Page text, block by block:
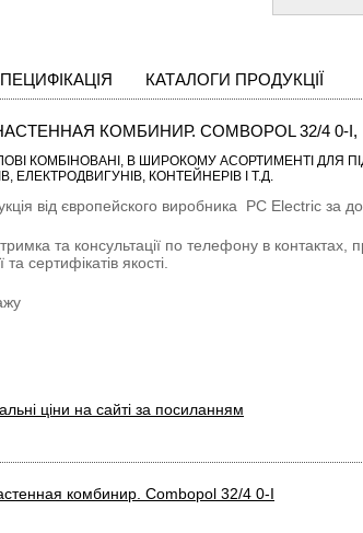
КАТАЛОГИ ПРОДУКЦІЇ
КОМБИНИР. COMBOPOL 32/4 0-I,
КОМБІНОВАНІ , В ШИРОКОМУ АСОРТИМЕНТІ ДЛЯ
ЕЛЕКТРОДВИГУНІВ, КОНТЕЙНЕРІВ І Т.Д.
від європейского виробника PC Electric за
та консультації по телефону в
та сертифікатів якості.
ціни на сайті за посиланням
комбинир. Combopol 32/4 0-I